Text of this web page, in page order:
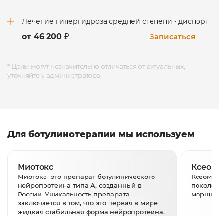
Лечение гипергидроза средней степени - диспорт
от 46 200 Записаться
* Цены могут незначительно отличаться от актуальных,
уточняйте у администратора.
Для ботулинотерапии мы используем
Миотокс
Миотокс- это препарат ботулинического
нейропротеина типа А, созданный в
России. Уникальность препарата
заключается в том, что это первая в мире
жидкая стабильная форма нейропротеина.